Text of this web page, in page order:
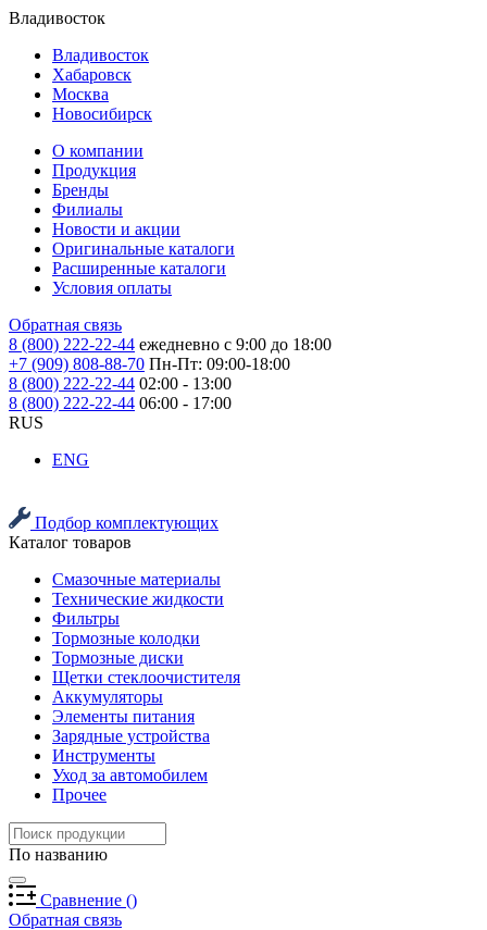
Владивосток
Владивосток
Хабаровск
Москва
Новосибирск
О компании
Продукция
Бренды
Филиалы
Новости и акции
Оригинальные каталоги
Расширенные каталоги
Условия оплаты
Обратная связь
8 (800) 222-22-44 ежедневно с 9:00 до 18:00
+7 (909) 808-88-70 Пн-Пт: 09:00-18:00
8 (800) 222-22-44 02:00 - 13:00
8 (800) 222-22-44 06:00 - 17:00
RUS
ENG
Подбор комплектующих
Каталог товаров
Смазочные материалы
Технические жидкости
Фильтры
Тормозные колодки
Тормозные диски
Щетки стеклоочистителя
Аккумуляторы
Элементы питания
Зарядные устройства
Инструменты
Уход за автомобилем
Прочее
По названию
Сравнение ()
Обратная связь